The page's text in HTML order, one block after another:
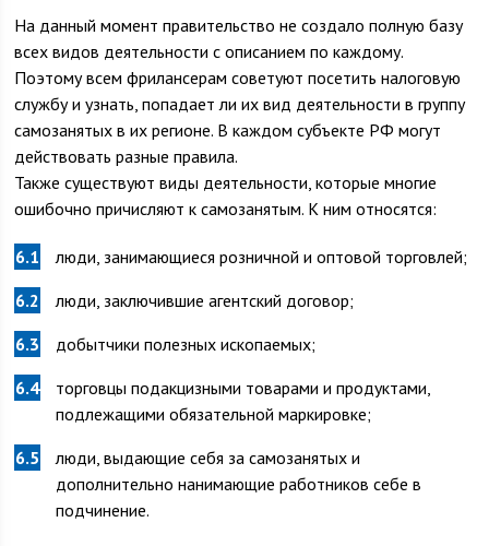
На данный момент правительство не создало полную базу
всех видов деятельности с описанием по каждому.
Поэтому всем фрилансерам советуют посетить налоговую
службу и узнать, попадает ли их вид деятельности в группу
самозанятых в их регионе. В каждом субъекте РФ могут
действовать разные правила.
Также существуют виды деятельности, которые многие
ошибочно причисляют к самозанятым. К ним относятся:
люди, занимающиеся розничной и оптовой торговлей;
люди, заключившие агентский договор;
добытчики полезных ископаемых;
торговцы подакцизными товарами и продуктами,
подлежащими обязательной маркировке;
люди, выдающие себя за самозанятых и
дополнительно нанимающие работников себе в
подчинение.